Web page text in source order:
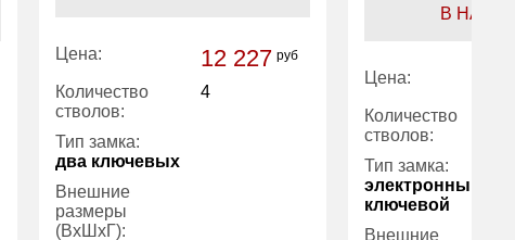
Цена: 12 227 руб
Количество
стволов:
4
Тип замка:
два ключевых
Внешние
размеры
(ВхШхГ):
В
Цена:
Количество
стволов:
Тип замка:
электронный
ключевой
Внешние